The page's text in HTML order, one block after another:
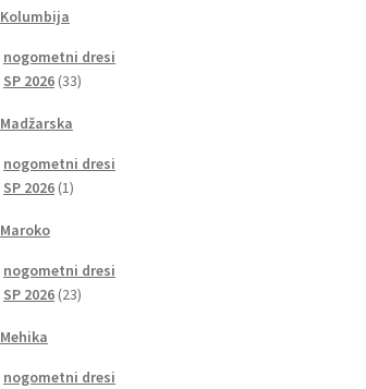
Kolumbija
nogometni dresi
SP 2026 3333
Madžarska
nogometni dresi
SP 2026 11
Maroko
nogometni dresi
SP 2026 2323
Mehika
nogometni dresi